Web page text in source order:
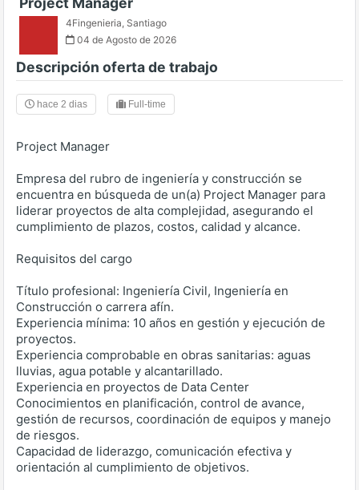
4Fingenieria, Santiago
04 de Agosto de 2026
Descripción oferta de trabajo
hace 2 dias Full-time
Project Manager
Empresa del rubro de ingeniería y construcción se
encuentra en búsqueda de un(a) Project Manager para
liderar proyectos de alta complejidad, asegurando el
cumplimiento de plazos, costos, calidad y alcance.
Requisitos del cargo
Título profesional: Ingeniería Civil, Ingeniería en
Construcción o carrera afín.
Experiencia mínima: 10 años en gestión y ejecución de
proyectos.
Experiencia comprobable en obras sanitarias: aguas
lluvias, agua potable y alcantarillado.
Experiencia en proyectos de Data Center
Conocimientos en planificación, control de avance,
gestión de recursos, coordinación de equipos y manejo
de riesgos.
Capacidad de liderazgo, comunicación efectiva y
orientación al cumplimiento de objetivos.